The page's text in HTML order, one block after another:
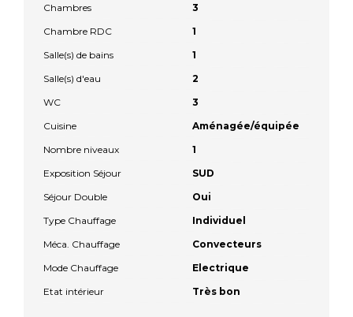
Chambres
3
Chambre RDC
1
Salle(s) de bains
1
Salle(s) d'eau
2
WC
3
Cuisine
Aménagée/équipée
Nombre niveaux
1
Exposition Séjour
SUD
Séjour Double
Oui
Type Chauffage
Individuel
Méca. Chauffage
Convecteurs
Mode Chauffage
Electrique
Etat intérieur
Très bon